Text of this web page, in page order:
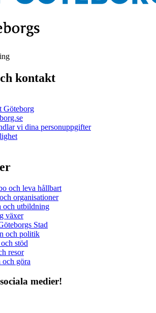
kontakt
Göteborg
vi dina personuppgifter
och leva hållbart
organisationer
och utbildning
växer
Stad
och politik
stöd
resor
och göra
medier!